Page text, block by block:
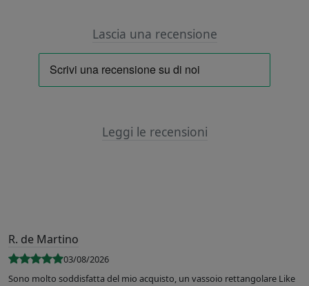
Lascia una recensione
Leggi le recensioni
R. de Martino
03/08/2026
Sono molto soddisfatta del mio acquisto, un vassoio rettangolare Like